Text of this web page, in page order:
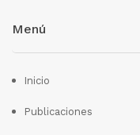
Menú
Inicio
Publicaciones